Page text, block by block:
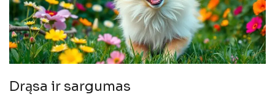
Drąsa ir sargumas